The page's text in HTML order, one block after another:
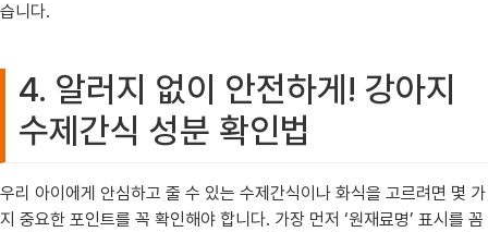
습니다.
4. 알러지 없이 안전하게! 강아지
수제간식 성분 확인법
우리 아이에게 안심하고 줄 수 있는 수제간식이나 화식을 고르려면 몇 가
지 중요한 포인트를 꼭 확인해야 합니다. 가장 먼저 ‘원재료명’ 표시를 꼼